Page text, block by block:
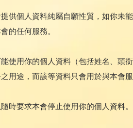
供個人資料純屬自願性質，如你未
的任何服務。
使用你的個人資料（包括姓名、頭
用途，而該等資料只會用於與本會
時要求本會停止使用你的個人資料。